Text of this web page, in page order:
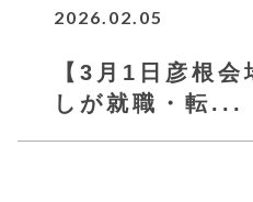
2026.02.05
【3月1日彦根会
しが就職・転...